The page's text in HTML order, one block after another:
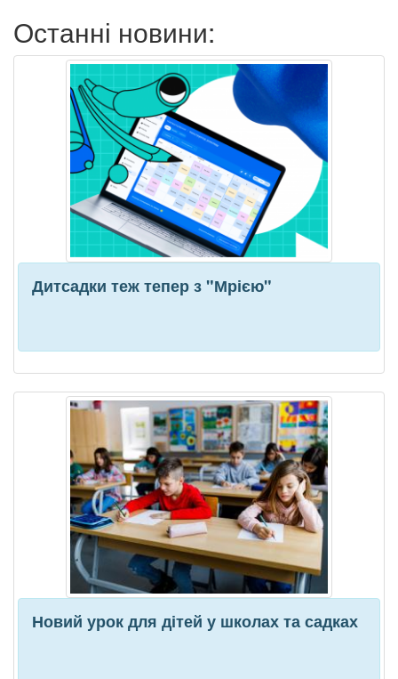
Останні новини:
Дитсадки теж тепер з "Мрією"
Новий урок для дітей у школах та садках